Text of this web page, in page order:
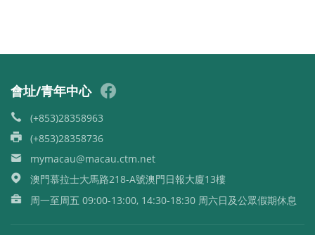
會址/青年中心
(+853)28358963
(+853)28358736
mymacau@macau.ctm.net
澳門慕拉士大馬路218-A號澳門日報大廈13樓
周一至周五 09:00-13:00, 14:30-18:30 周六日及公眾假期休息